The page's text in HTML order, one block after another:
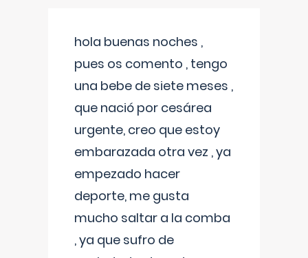
hola buenas noches ,
pues os comento , tengo
una bebe de siete meses ,
que nació por cesárea
urgente, creo que estoy
embarazada otra vez , ya
empezado hacer
deporte, me gusta
mucho saltar a la comba
, ya que sufro de